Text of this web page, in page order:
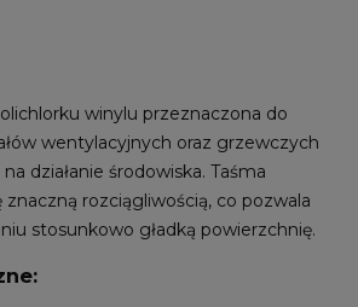
winylu przeznaczona do
wentylacyjnych oraz grzewczych
działanie środowiska. Taśma
znaczną rozciągliwością, co pozwala
stosunkowo gładką powierzchnię.